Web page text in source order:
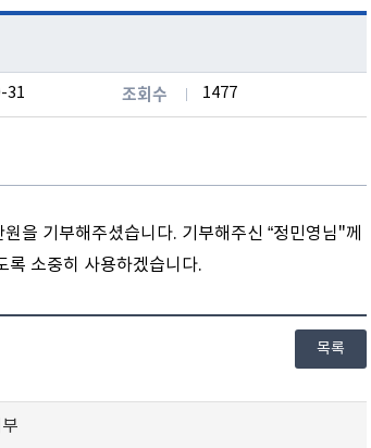
31 조회수 1477
을 기부해주셨습니다. 기부해주신 “정민영님"께
록 소중히 사용하겠습니다.
목록